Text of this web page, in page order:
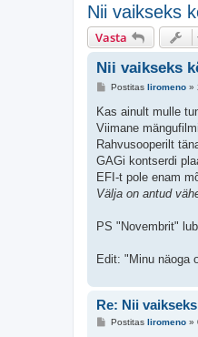
Nii vaikseks
Vasta
Nii vaikseks
P
s
t
t
u
s
Postitas liromeno»
Kas ainult mulle
Viimane
Rahvusooperilt
GAGi kontserdi
EFI-t pole enam
Välja on antud
PS "Novembrit"
Edit: "Minu näoga
Re: Nii
PPostitas liromeno»